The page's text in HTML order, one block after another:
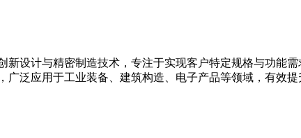
新设计与精密制造技术，专注于实现客户特定规格与功能
广泛应用于工业装备、建筑构造、电子产品等领域，有效